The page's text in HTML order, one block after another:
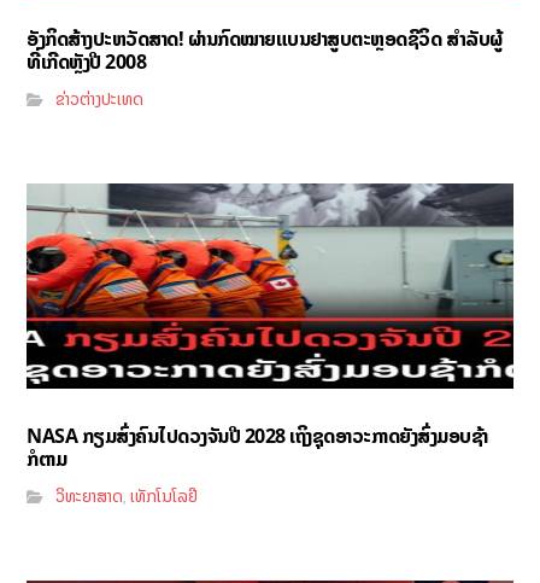
ອັງກິດສ້າງປະຫວັດສາດ! ຜ່ານກົດໝາຍແບນຢາສູບຕະຫຼອດຊີວິດ ສຳລັບຜູ້
ທີ່ເກີດຫຼັງປີ 2008
ຂ່າວຕ່າງປະເທດ
NASA ກຽມສົ່ງຄົນໄປດວງຈັນປີ 2028 ເຖິງຊຸດອາວະກາດຍັງສົ່ງມອບຊ້າ
ກໍຕາມ
ວິທະຍາສາດ,ເທັກໂນໂລຢີ